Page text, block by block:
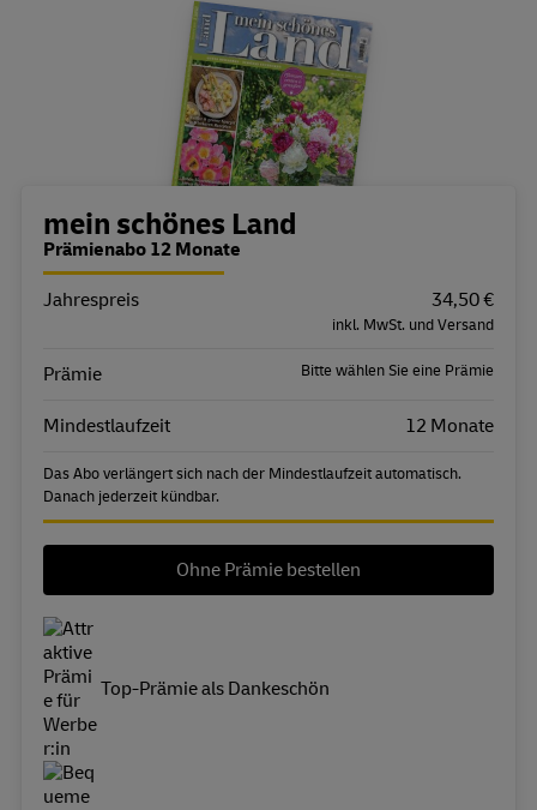
Bestellübersicht
mein schönes Land
Prämienabo 12 Monate
Eigenschaft
Jahrespreis 34,50 €
inkl. MwSt. und Versand
Prämie Bitte wählen Sie eine Prämie
Mindestlaufzeit 12 Monate
Das Abo verlängert sich nach der Mindestlaufzeit automatisch.
Danach jederzeit kündbar.
Ohne Prämie bestellen
Top-Prämie als Dankeschön